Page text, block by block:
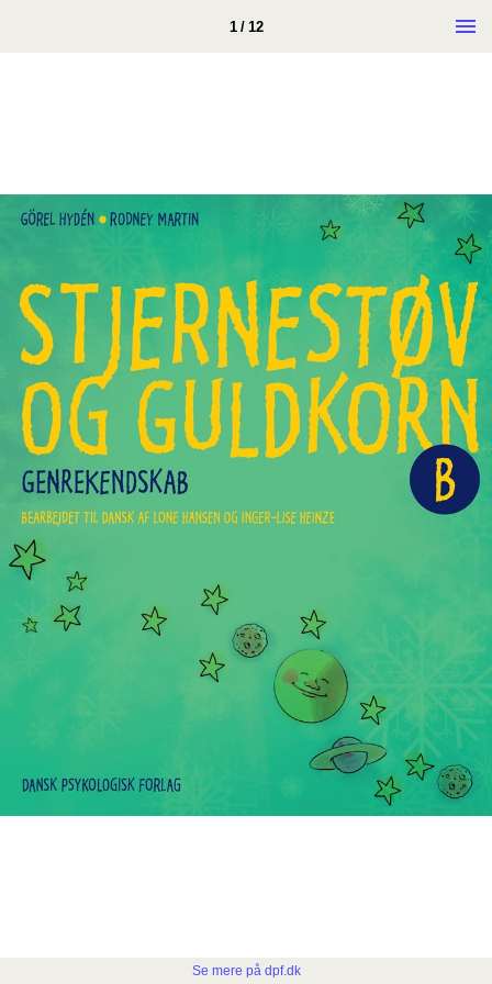
1 / 12
Se mere på dpf.dk